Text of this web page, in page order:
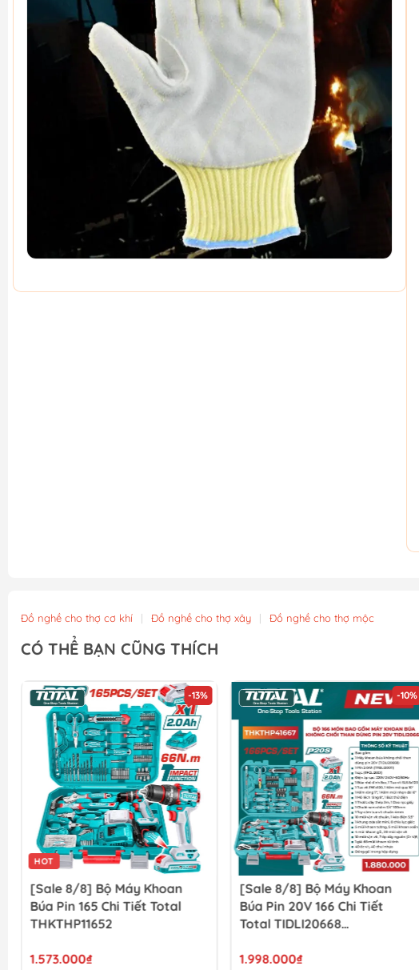
Đồ nghề cho thợ cơ khí | Đồ nghề cho thợ xây | Đồ nghề cho thợ mộc
CÓ THỂ BẠN CŨNG THÍCH
-13%
HOT
[Sale 8/8] Bộ Máy Khoan
Búa Pin 165 Chi Tiết Total
THKTHP11652
1.573.000₫
-10%
[Sale 8/8] Bộ Máy Khoan
Búa Pin 20V 166 Chi Tiết
Total TIDLI20668
1.998.000₫